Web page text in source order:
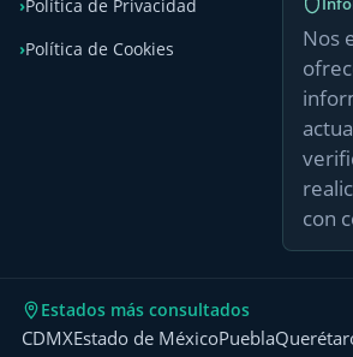
Política de Privacidad
Política de Cookies
Nos
con
Estados más consultados
CDMXEstado de MéxicoPuebla